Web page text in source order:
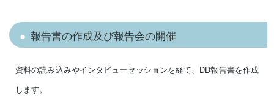
報告書の作成及び報告会の開催
資料の読み込みやインタビューセッションを経て、DD報告書を作成
します。